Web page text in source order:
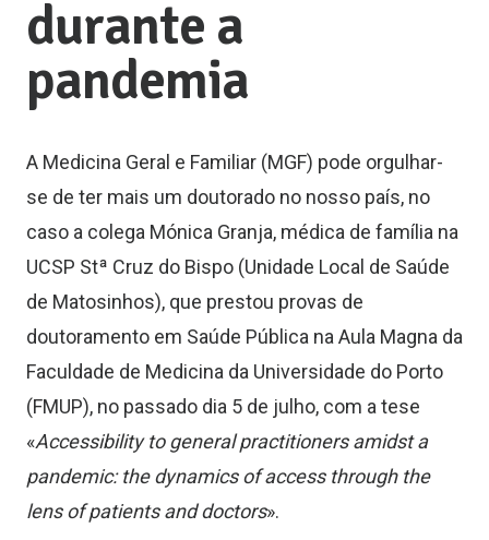
durante a
pandemia
A Medicina Geral e Familiar (MGF) pode orgulhar-
se de ter mais um doutorado no nosso país, no
caso a colega Mónica Granja, médica de família na
UCSP Stª Cruz do Bispo (Unidade Local de Saúde
de Matosinhos), que prestou provas de
doutoramento em Saúde Pública na Aula Magna da
Faculdade de Medicina da Universidade do Porto
(FMUP), no passado dia 5 de julho, com a tese
«Accessibility to general practitioners amidst a
pandemic: the dynamics of access through the
lens of patients and doctors».